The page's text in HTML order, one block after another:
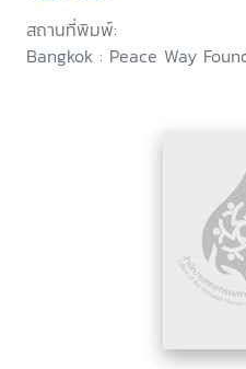
สถานที่พิมพ์:
Bangkok : Peace Way